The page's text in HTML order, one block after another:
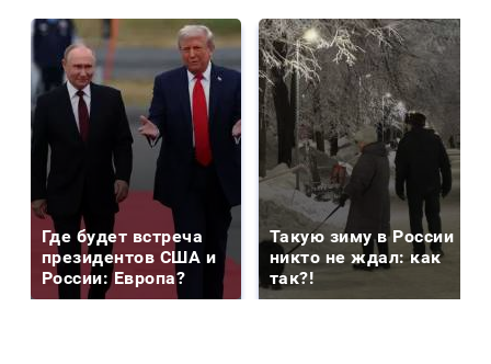
Где будет встреча
президентов США и
России: Европа?
Такую зиму в России
никто не ждал: как
так?!